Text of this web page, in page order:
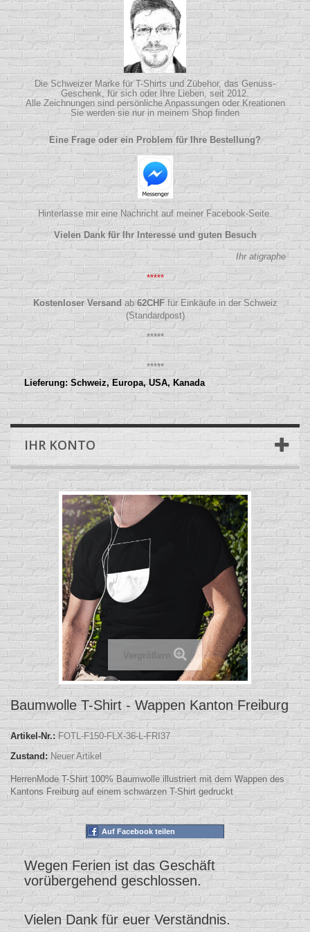
Die Schweizer Marke für T-Shirts und Zübehor, das Genuss-
Geschenk, für sich oder Ihre Lieben, seit 2012.
Alle Zeichnungen sind persönliche Anpassungen oder Kreationen
Sie werden sie nur in meinem Shop finden
Eine Frage oder ein Problem für Ihre Bestellung?
Hinterlasse mir eine Nachricht auf meiner Facebook-Seite.
Vielen Dank für Ihr Interesse und guten Besuch
Ihr atigraphe
*****
Kostenloser Versand ab 62CHFfür Einkäufe in der Schweiz
(Standardpost)
*****
*****
Lieferung: Schweiz, Europa, USA, Kanada
IHR KONTO
Vergrößern
Baumwolle T-Shirt - Wappen Kanton Freiburg
Artikel-Nr.: FOTL-F150-FLX-36-L-FRI37
Zustand: Neuer Artikel
HerrenMode T-Shirt 100% Baumwolle illustriert mit dem Wappen des
Kantons Freiburg auf einem schwarzen T-Shirt gedruckt
Auf Facebook teilen
Wegen Ferien ist das Geschäft
vorübergehend geschlossen.
Vielen Dank für euer Verständnis.